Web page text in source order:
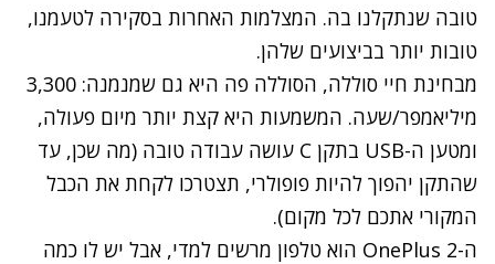
טובה שנתקלנו בה. המצלמות האחרות בסקירה לטעמנו,
טובות יותר בביצועים שלהן.
מבחינת חיי סוללה, הסוללה פה היא גם שמנמנה: 3,300
מיליאמפר/שעה. המשמעות היא קצת יותר מיום פעולה,
ומטען ה-USB בתקן C עושה עבודה טובה (מה שכן, עד
שהתקן יהפוך להיות פופולרי, תצטרכו לקחת את הכבל
המקורי אתכם לכל מקום).
ה-OnePlus 2 הוא טלפון מרשים למדי, אבל יש לו כמה